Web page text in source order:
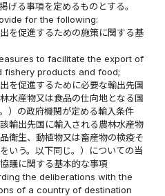
げる事項を定めるものとする。
for the following:
を促進するための施策に関する基
to facilitate the export of
fishery products and food;
を促進するために必要な輸出先国
水産物又は食品の仕向地となる国
）の政府機関が定める輸入条件
輸出先国に輸入される農林水産物
衛生、動植物又は畜産物の検疫そ
いう。以下同じ。）についての当
議に関する基本的な事項
the deliberations with the
of a country of destination